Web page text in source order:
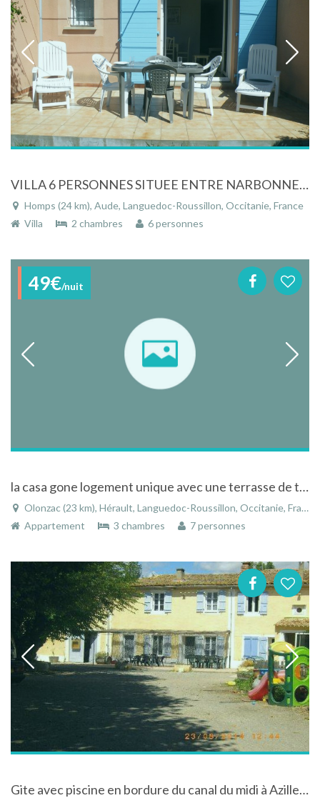
VILLA 6 PERSONNES SITUEE ENTRE NARBONNE ET CARCASSONNE DANS RESIDENCE SECURISEE
Homps (24 km), Aude, Languedoc-Roussillon, Occitanie, France
Villa
2 chambres 6 personnes
49€/nuit
la casa gone logement unique avec une terrasse de toit sans vis-à-vis est situé dans le centre du village proche des commerces,
Olonzac (23 km), Hérault, Languedoc-Roussillon, Occitanie, France
Appartement
3 chambres 7 personnes
Gite avec piscine en bordure du canal du midi à Azille dans l'Aude dans le Languedoc-Roussillon